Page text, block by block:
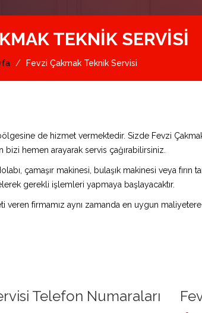
TEKNIK SERVISI
Fevzi Çakmak Teknik Servisi
de hizmet vermektedir. Sizde Fevzi
bizi hemen arayarak servis çağırabilirsiniz.
çamaşır makinesi, bulaşık makinesi veya
gerekli işlemleri yapmaya başlayacaktır.
veren firmamız aynı zamanda en uygun
Telefon Numaraları